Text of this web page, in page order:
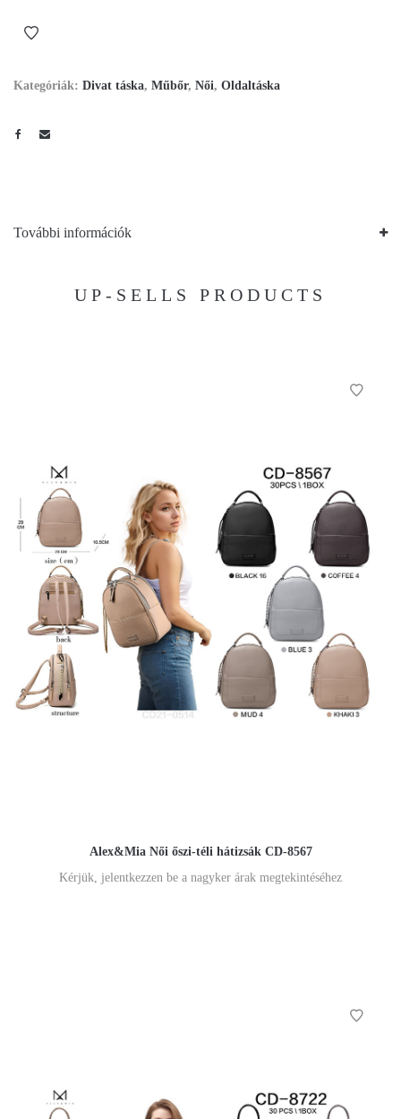
Kategóriák: Divat táska, Műbőr, Női, Oldaltáska
További információk
UP-SELLS PRODUCTS
Alex&Mia Női őszi-téli hátizsák CD-8567
Kérjük, jelentkezzen be a nagyker árak megtekintéséhez